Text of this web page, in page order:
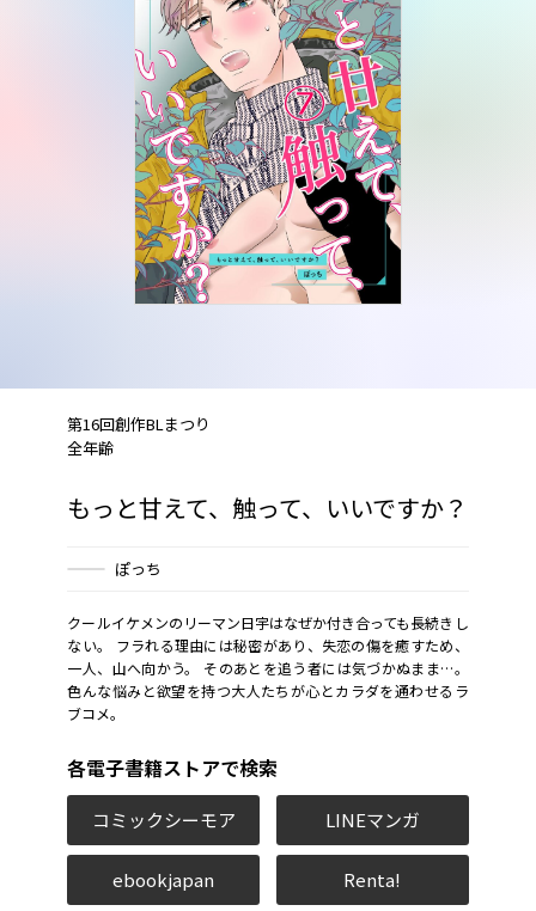
第16回創作BLまつり
全年齢
もっと甘えて、触って、いいですか？
ぽっち
クールイケメンのリーマン日宇はなぜか付き合っても長続きし
ない。 フラれる理由には秘密があり、失恋の傷を癒すため、
一人、山へ向かう。 そのあとを追う者には気づかぬまま…。
色んな悩みと欲望を持つ大人たちが心とカラダを通わせるラ
ブコメ。
各電子書籍ストアで検索
コミックシーモア LINEマンガ
ebookjapan Renta!